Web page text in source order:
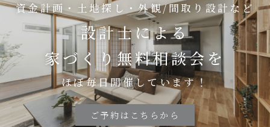
資金計画・土地探し・外観/間取り設計など
設計士による
家づくり無料相談会を
ほぼ毎日開催しています！
ご予約はこちらから